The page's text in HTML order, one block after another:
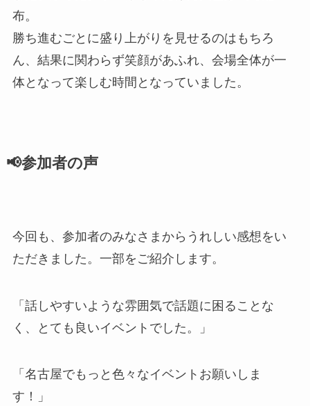
布。
勝ち進むごとに盛り上がりを見せるのはもちろ
ん、結果に関わらず笑顔があふれ、会場全体が一
体となって楽しむ時間となっていました。
📢参加者の声
今回も、参加者のみなさまからうれしい感想をい
ただきました。一部をご紹介します。
「話しやすいような雰囲気で話題に困ることな
く、とても良いイベントでした。」
「名古屋でもっと色々なイベントお願いしま
す！」